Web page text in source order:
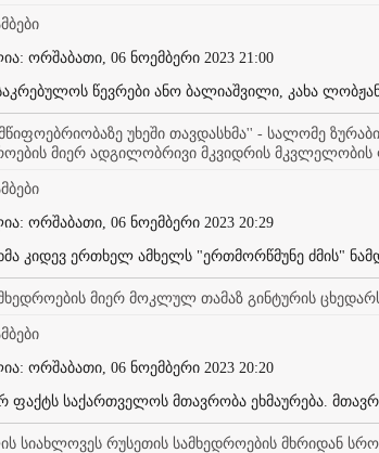
ორშაბათი, 06 ნოემბერი 2023 21:00
წევრები ანო ბალიაშვილი, კახა
უხეში თავდასხმა'' - სალომე
მიერ ადგილობრივი მკვიდრის მკვლელობის
ორშაბათი, 06 ნოემბერი 2023 20:29
კიდევ ერთხელ ამხელს "ერთმორწმუნე ძმის"
მიერ მოკლულ თამაზ გინტურის
ორშაბათი, 06 ნოემბერი 2023 20:20
ფაქტს საქართველოს მთავრობა ეხმაურება.
სიახლოვეს რუსეთის სამხედროების მხრიდან